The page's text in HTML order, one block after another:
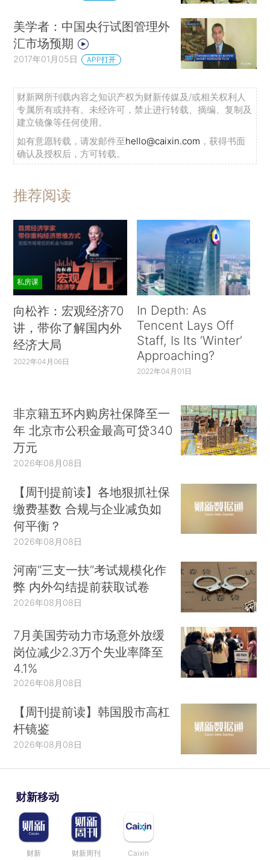
美学者：中国央行试图管理外
汇市场预期
2017年01月05日 APP打开
财新网所刊载内容之知识产权为财新传媒及/或相关权利人
专属所有或持有。未经许可，禁止进行转载、摘编、复制及
建立镜像等任何使用。
如有意愿转载，请发邮件至hello@caixin.com ，获得书面
确认及授权后，方可转载。
推荐阅读
私房课
向松祚：宏观经济70
讲，带你了解国内外
经济大局
2022年04月06日
In Depth: As
Tencent Lays Off
Staff, Is Its ‘Winter’
Approaching?
2022年04月01日
非京籍五环内购房社保降至一
年 北京市公积金最高可贷340
万元
2026年08月08日
【周刊提前读】各地狠抓社保
缴费基数 合规与企业减负如
何平衡？
2026年08月08日
河南“三支一扶”考试规模化作
弊 内外勾结提前获取试卷
2026年08月08日
7月美国劳动力市场意外放缓
岗位减少2.3万个失业率降至
4.1%
2026年08月08日
【周刊提前读】韩国股市高杠
杆镜鉴
2026年08月08日
财新移动
财新 财新周刊 Caixin